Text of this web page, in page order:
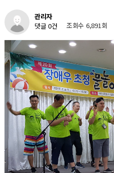
관리자
댓글 0건
조회수 6,891회